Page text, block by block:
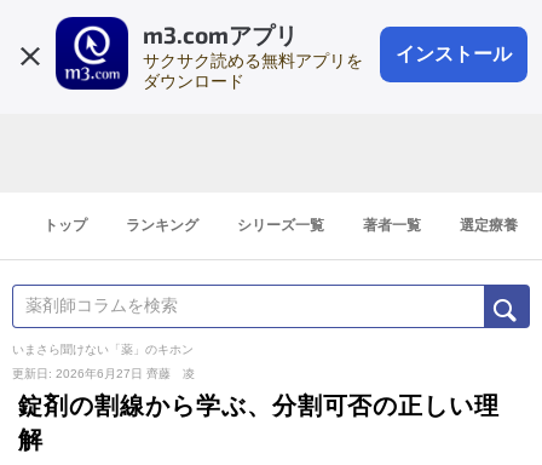
m3.comアプリ
サクサク読める無料アプリを
ダウンロード
インストール
会員登録
登録1分
トップ ランキング シリーズ一覧 著者一覧 選定療養
いまさら聞けない「薬」のキホン
更新日: 2026年6月27日 齊藤 凌
錠剤の割線から学ぶ、分割可否の正しい理
解